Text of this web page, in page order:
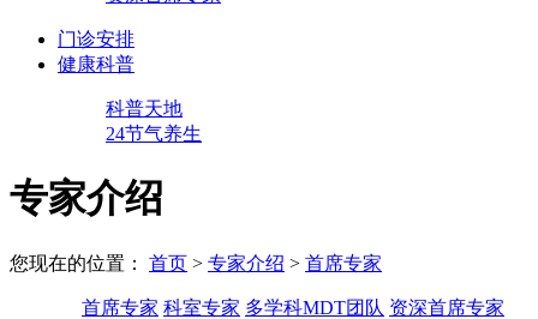
门诊安排
健康科普
科普天地
24节气养生
专家介绍
您现在的位置： 首页 > 专家介绍 > 首席专家
首席专家 科室专家 多学科MDT团队 资深首席专家